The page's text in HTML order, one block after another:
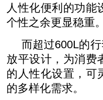
人性化便利的功能
个性之余更显稳重。
而超过600L的
放平设计，为消费
的人性化设置，可
的多样化需求。